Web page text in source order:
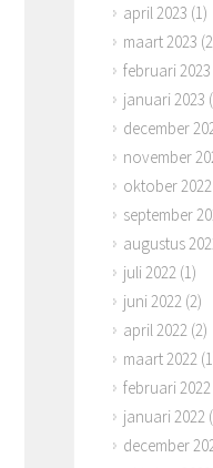
april 2023 (1)
maart 2023
februari 2023
januari 2023
december
november
oktober 2022
september
augustus
juli 2022(1)
juni 2022(2)
april 2022(2)
maart 2022
februari 2022
januari 2022
december